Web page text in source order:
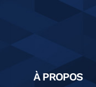
À PROPOS